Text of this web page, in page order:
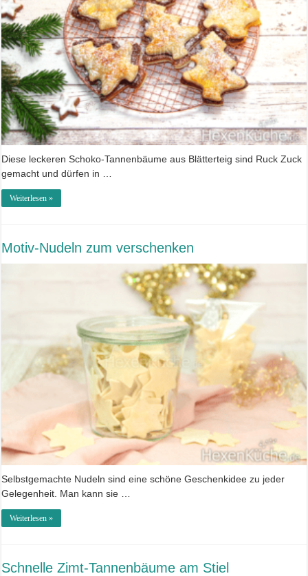
Diese leckeren Schoko-Tannenbäume aus Blätterteig sind Ruck Zuck
gemacht und dürfen in …
Weiterlesen »
Motiv-Nudeln zum verschenken
Selbstgemachte Nudeln sind eine schöne Geschenkidee zu jeder
Gelegenheit. Man kann sie …
Weiterlesen »
Schnelle Zimt-Tannenbäume am Stiel